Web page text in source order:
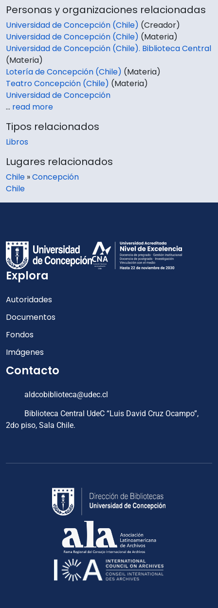
Personas y organizaciones relacionadas
Universidad de Concepción (Chile) (Creador)
Universidad de Concepción (Chile) (Materia)
Universidad de Concepción (Chile). Biblioteca Central
(Materia)
Lotería de Concepción (Chile) (Materia)
Teatro Concepción (Chile) (Materia)
Universidad de Concepción
… read more
Tipos relacionados
Libros
Lugares relacionados
Chile »Concepción
Chile
Explora
Autoridades
Documentos
Fondos
Imágenes
Contacto
aldcobiblioteca@udec.cl
Biblioteca Central UdeC “Luis David Cruz Ocampo”,
2do piso, Sala Chile.